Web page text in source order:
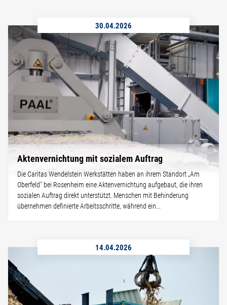
30.04.2026
Aktenvernichtung mit sozialem Auftrag
Die Caritas Wendelstein Werkstätten haben an ihrem Standort „Am
Oberfeld" bei Rosenheim eine Aktenvernichtung aufgebaut, die ihren
sozialen Auftrag direkt unterstützt. Menschen mit Behinderung
übernehmen definierte Arbeitsschritte, während ein...
14.04.2026